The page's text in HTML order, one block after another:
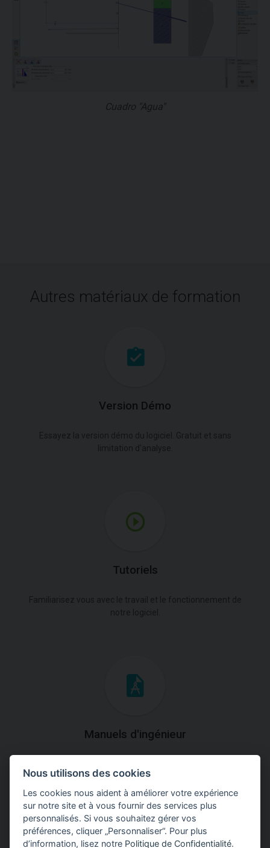
Cuadro "Agua"
Autres matériaux de formation
Version Démo
Tutoriels
Manuels d'ingénieur
théoriques et pratiques du fonctionnement des
programmes.
Nous utilisons des cookies
Les cookies nous aident à améliorer votre expérience
sur notre site et à vous fournir des services plus
personnalisés. Si vous souhaitez gérer vos
préférences, cliquer „Personnaliser“. Pour plus
d’information, lisez notre Politique de Confidentialité.